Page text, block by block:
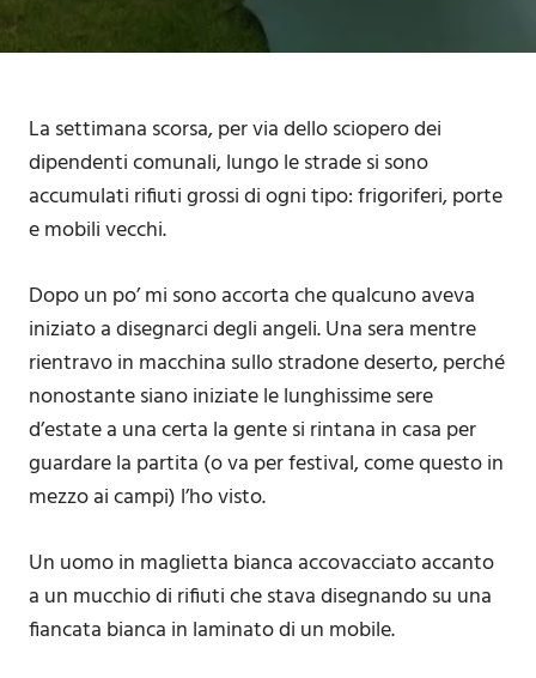
La settimana scorsa, per via dello sciopero dei
dipendenti comunali, lungo le strade si sono
accumulati rifiuti grossi di ogni tipo: frigoriferi, porte
e mobili vecchi.
Dopo un po’ mi sono accorta che qualcuno aveva
iniziato a disegnarci degli angeli. Una sera mentre
rientravo in macchina sullo stradone deserto, perché
nonostante siano iniziate le lunghissime sere
d’estate a una certa la gente si rintana in casa per
guardare la partita (o va per festival, come questo in
mezzo ai campi) l’ho visto.
Un uomo in maglietta bianca accovacciato accanto
a un mucchio di rifiuti che stava disegnando su una
fiancata bianca in laminato di un mobile.